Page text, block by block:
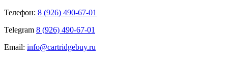
Телефон: 8 (926) 490-67-01
Telegram 8 (926) 490-67-01
Email: info@cartridgebuy.ru